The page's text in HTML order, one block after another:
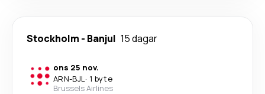
Stockholm - Banjul 15 dagar
ons 25 nov.
ARN-BJL· 1 byte
Brussels Airlines